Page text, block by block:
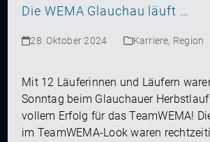
Die WEMA Glauchau läuft …
28. Oktober 2024 Karriere, Region
Mit 12 Läuferinnen und Läufern
Sonntag beim Glauchauer
vollem Erfolg für das TeamWEMA!
im TeamWEMA-Look waren